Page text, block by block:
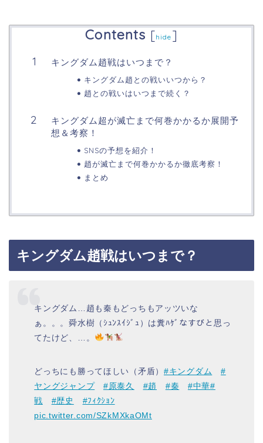
Contents [hide ]
キングダム趙戦はいつまで？
キングダム趙との戦いいつから？
趙との戦いはいつまで続く？
キングダム超が滅亡まで何巻かかるか展開予
想＆考察！
SNSの予想を紹介！
趙が滅亡まで何巻かかるか徹底考察！
まとめ
キングダム趙戦はいつまで？
キングダム…趙も秦もどっちもアッツいな
ぁ。。。舜水樹（ｼｭﾝｽｲｼﾞｭ）は糞ﾊｹﾞなすびと思っ
てたけど、…。
どっちにも勝ってほしい（矛盾） #キングダム
#
ヤングジャンプ
#原泰久 #趙 #秦 #中華#
戦
#歴史
#ﾌｨｸｼｮﾝ
pic.twitter.com/SZkMXkaOMt